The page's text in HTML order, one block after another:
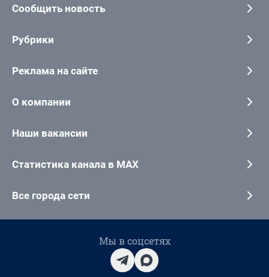
Сообщить новость
Рубрики
Реклама на сайте
О компании
Наши вакансии
Статистика канала в MAX
Все города сети
Мы в соцсетях